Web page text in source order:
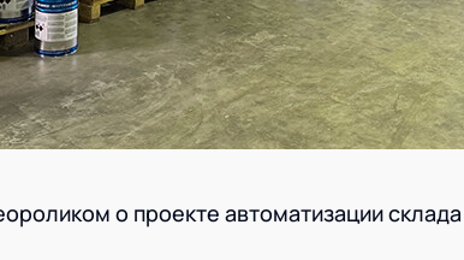
о проекте автоматизации